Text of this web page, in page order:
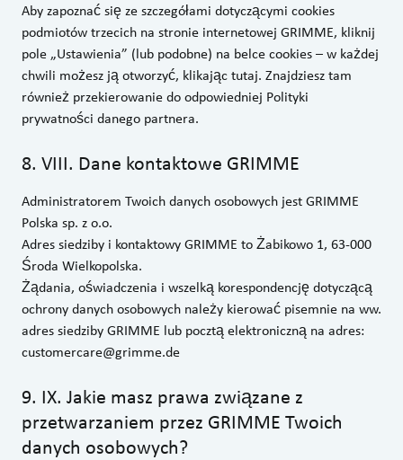
Aby zapoznać się ze szczegółami dotyczącymi cookies
podmiotów trzecich na stronie internetowej GRIMME, kliknij
pole „Ustawienia” (lub podobne) na belce cookies – w każdej
chwili możesz ją otworzyć, klikająctutaj. Znajdziesz tam
również przekierowanie do odpowiedniej Polityki
prywatności danego partnera.
8. VIII. Dane kontaktowe GRIMME
Administratorem Twoich danych osobowych jest GRIMME
Polska sp. z o.o.
Adres siedziby i kontaktowy GRIMME to Żabikowo 1, 63-000
Środa Wielkopolska.
Żądania, oświadczenia i wszelką korespondencję dotyczącą
ochrony danych osobowych należy kierować pisemnie na ww.
adres siedziby GRIMME lub pocztą elektroniczną na adres:
customercare@grimme.de
9. IX. Jakie masz prawa związane z
przetwarzaniem przez GRIMME Twoich
danych osobowych?